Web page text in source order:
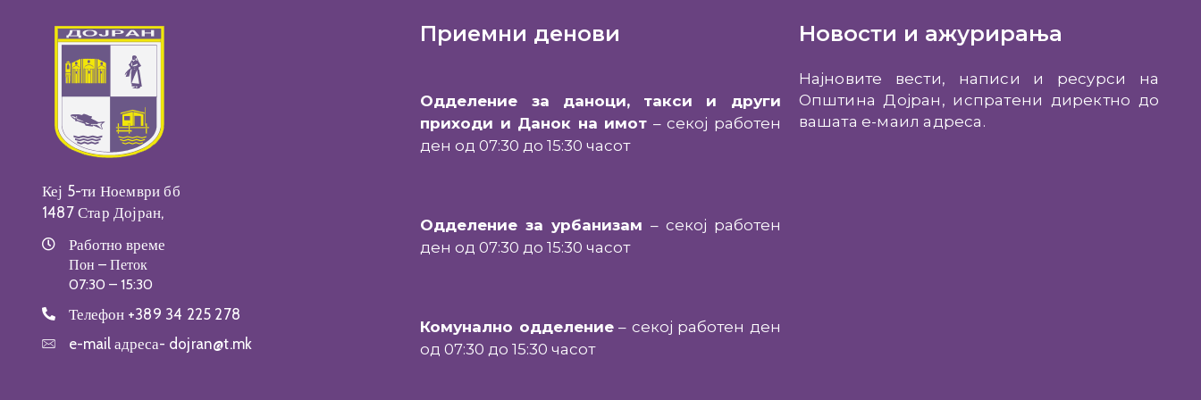
Кеј 5-ти Ноември бб
1487 Стар Дојран,
Работно време
Пон – Петок
07:30 – 15:30
Телефон +389 34 225 278
e-mail адреса- dojran@t.mk
Приемни денови
Одделение за даноци, такси и други
приходи и Данок на имот – секој работен
ден од 07:30 до 15:30 часот
Одделение за урбанизам – секој работен
ден од 07:30 до 15:30 часот
Комунално одделение– секој работен ден
од 07:30 до 15:30 часот
Новости и ажурирања
Најновите вести, написи и ресурси на
Општина Дојран, испратени директно до
вашата е-маил адреса.